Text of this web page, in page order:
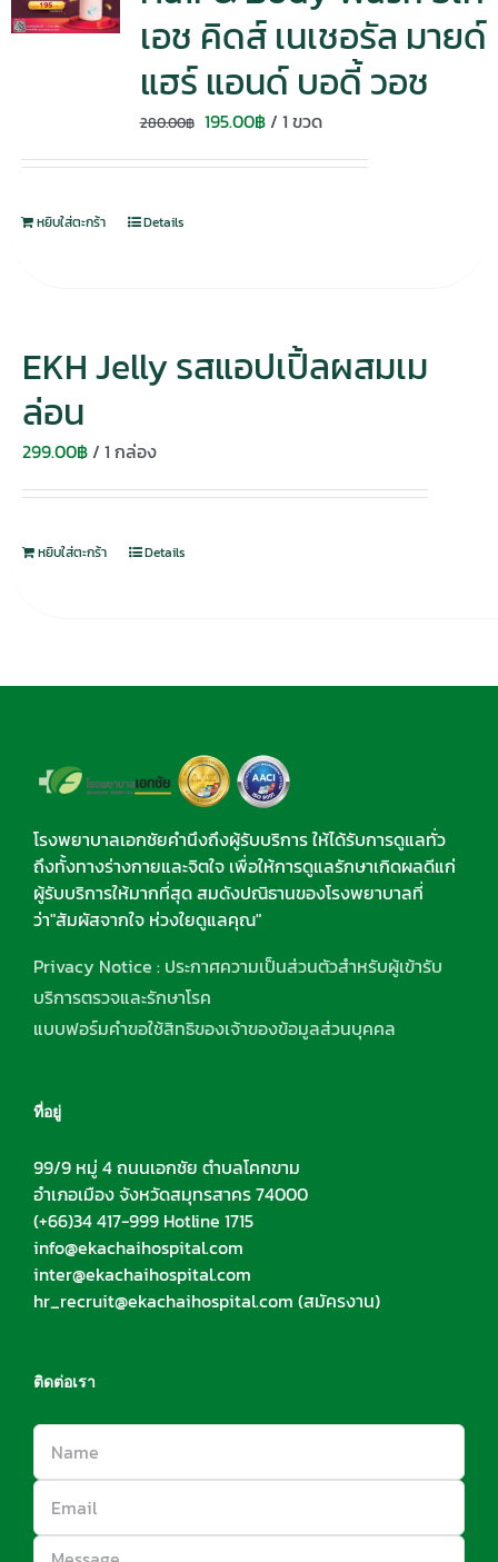
เอช คิดส์ เนเชอรัล มายด์
แฮร์ แอนด์ บอดี้ วอช
280.00฿ Original
195.00฿Current
/ 1 ขวด
หยิบใส่ตะกร้า Details
EKH Jelly รสแอปเปิ้ลผสมเม
ล่อน
299.00฿/ 1 กล่อง
หยิบใส่ตะกร้า Details
โรงพยาบาลเอกชัยคำนึงถึงผู้รับบริการ ให้ได้รับการดูแลทั่ว
ถึงทั้งทางร่างกายและจิตใจ เพื่อให้การดูแลรักษาเกิดผลดีแก่
ผู้รับบริการให้มากที่สุด สมดังปณิธานของโรงพยาบาลที่
ว่า"สัมผัสจากใจ ห่วงใยดูแลคุณ"
Privacy Notice : ประกาศความเป็นส่วนตัวสำหรับผู้เข้ารับ
บริการตรวจและรักษาโรค
แบบฟอร์มคำขอใช้สิทธิของเจ้าของข้อมูลส่วนบุคคล
ที่อยู่
99/9 หมู่ 4 ถนนเอกชัย ตำบลโคกขาม
อำเภอเมือง จังหวัดสมุทรสาคร 74000
(+66)34 417-999 Hotline 1715
info@ekachaihospital.com
inter@ekachaihospital.com
hr_recruit@ekachaihospital.com (สมัครงาน)
ติดต่อเรา